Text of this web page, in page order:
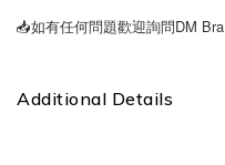
📥如有任何問題歡迎詢問DM Bra
Additional Details